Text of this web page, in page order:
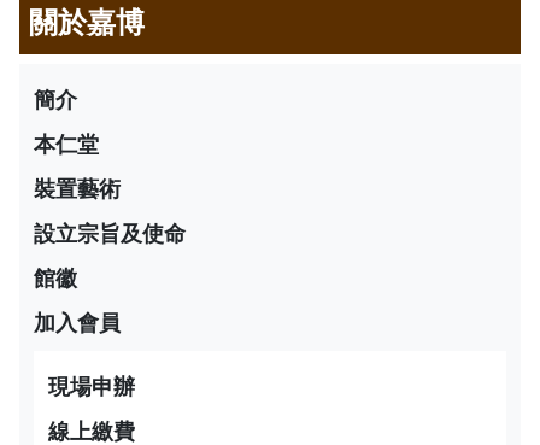
關於嘉博
簡介
本仁堂
裝置藝術
設立宗旨及使命
館徽
加入會員
現場申辦
線上繳費